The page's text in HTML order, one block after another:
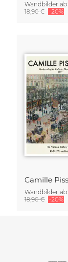
Wandbilder ab
18,90 € -20%
Wandbilder ab
18,90 € -20%